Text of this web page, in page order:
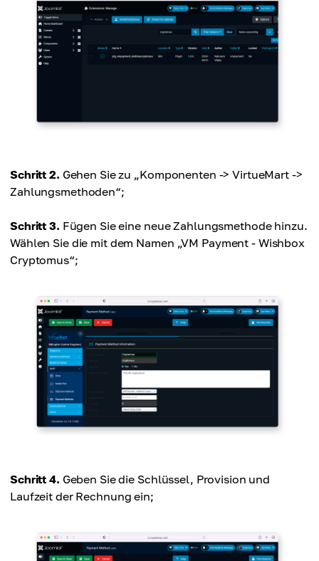
Schritt 2. Gehen Sie zu „Komponenten -> VirtueMart ->
Zahlungsmethoden“;
Schritt 3. Fügen Sie eine neue Zahlungsmethode hinzu.
Wählen Sie die mit dem Namen „VM Payment - Wishbox
Cryptomus“;
Schritt 4. Geben Sie die Schlüssel, Provision und
Laufzeit der Rechnung ein;